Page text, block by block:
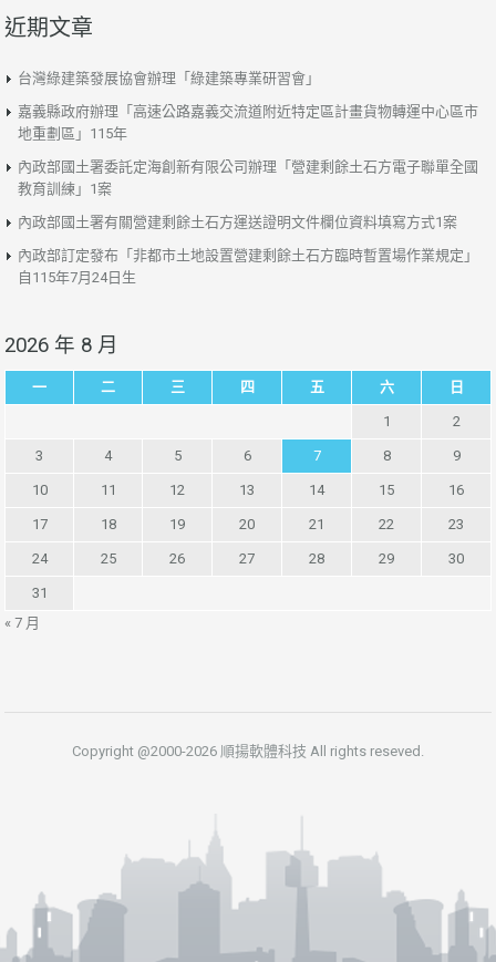
近期文章
台灣綠建築發展協會辦理「綠建築專業研習會」
嘉義縣政府辦理「高速公路嘉義交流道附近特定區計畫貨物轉運中心區市
地重劃區」115年
內政部國土署委託定海創新有限公司辦理「營建剩餘土石方電子聯單全國
教育訓練」1案
內政部國土署有關營建剩餘土石方運送證明文件欄位資料填寫方式1案
內政部訂定發布「非都市土地設置營建剩餘土石方臨時暫置場作業規定」
自115年7月24日生
2026 年 8 月
一 二 三 四 五 六 日
1 2
3 4 5 6 7 8 9
10 11 12 13 14 15 16
17 18 19 20 21 22 23
24 25 26 27 28 29 30
31
« 7 月
Copyright @2000-2026 順揚軟體科技 All rights reseved.